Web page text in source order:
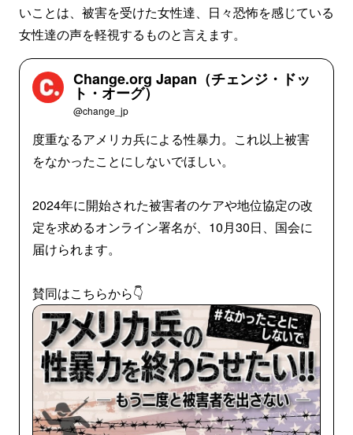
いことは、被害を受けた女性達、日々恐怖を感じている
女性達の声を軽視するものと言えます。
Change.org Japan（チェンジ・ドッ
ト・オーグ）
@change_jp
度重なるアメリカ兵による性暴力。これ以上被害
をなかったことにしないでほしい。
2024年に開始された被害者のケアや地位協定の改
定を求めるオンライン署名が、10月30日、国会に
届けられます。
賛同はこちらから👇